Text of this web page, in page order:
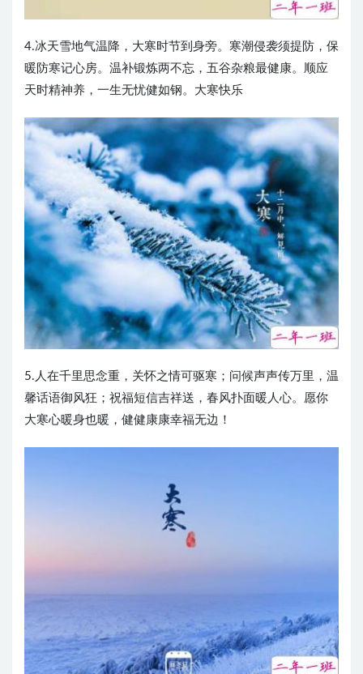
4.冰天雪地气温降，大寒时节到身旁。寒潮侵袭须提防，保
暖防寒记心房。温补锻炼两不忘，五谷杂粮最健康。顺应
天时精神养，一生无忧健如钢。大寒快乐
5.人在千里思念重，关怀之情可驱寒；问候声声传万里，温
馨话语御风狂；祝福短信吉祥送，春风扑面暖人心。愿你
大寒心暖身也暖，健健康康幸福无边！